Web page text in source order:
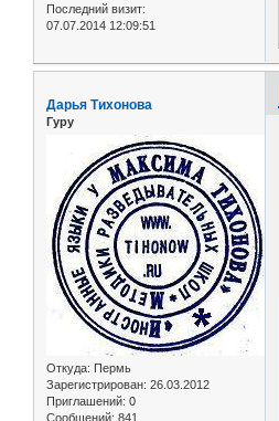
Последний визит:
07.07.2014 12:09:51
Дарья Тихонова
Гуру
Откуда: Пермь
Зарегистрирован: 26.03.2012
Приглашений: 0
Сообщений: 841